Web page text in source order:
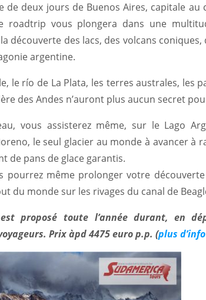
de deux jours de Buenos Aires, capitale au
roadtrip vous plongera dans une
découverte des lacs, des volcans
argentine.
le río de La Plata, les terres australes, les
des Andes n’auront plus aucun secret
vous assisterez même, sur le Lago
le seul glacier au monde à avancer à
de pans de glace garantis.
pourrez même prolonger votre
du monde sur les rivages du canal de
proposé toute l’année durant, en
Prix àpd 4475 euro p.p. (plus